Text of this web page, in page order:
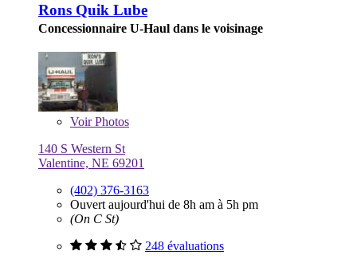
Rons Quik Lube
Concessionnaire U-Haul dans le voisinage
VoirPhotos
140 S Western St
Valentine, NE 69201
(402) 376-3163
Ouvert aujourd'hui de 8h am à 5h pm
(On C St)
248 évaluations